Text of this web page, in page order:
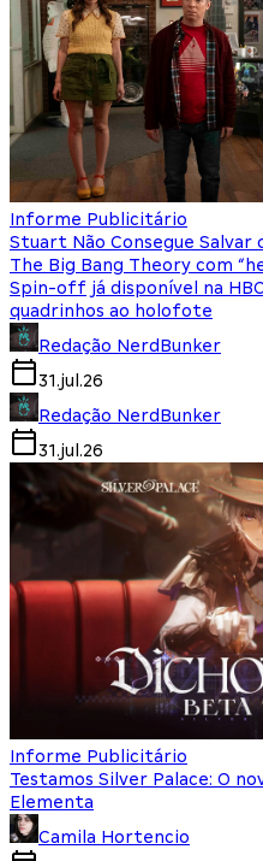
Informe Publicitário
Stuart Não Consegue Salvar
The Big Bang Theory com
Spin-off já disponível na
quadrinhos ao holofote
Redação NerdBunker
31.jul.26
Redação NerdBunker
31.jul.26
Informe Publicitário
Testamos Silver Palace: O
Elementa
Camila Hortencio